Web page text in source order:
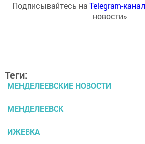
Подписывайтесь на Telegram-канал
новости»
Теги:
МЕНДЕЛЕЕВСКИЕ НОВОСТИ
МЕНДЕЛЕЕВСК
ИЖЕВКА